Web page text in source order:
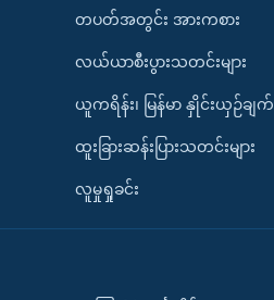
တပတ်အတွင်း အားကစား
လယ်ယာစီးပွားသတင်းများ
ယူကရိန်း၊ မြန်မာ နှိုင်းယှဉ်ချက်
ထူးခြားဆန်းပြားသတင်းများ
လူမှုရှုခင်း